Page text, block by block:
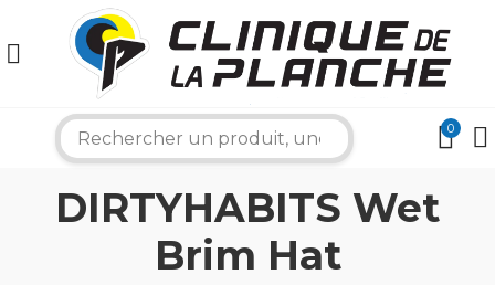
0
DIRTYHABITS Wet
Brim Hat
Comment puis-je vous aider aujourd'hui ?